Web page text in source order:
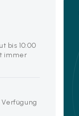
bis 10:00
immer